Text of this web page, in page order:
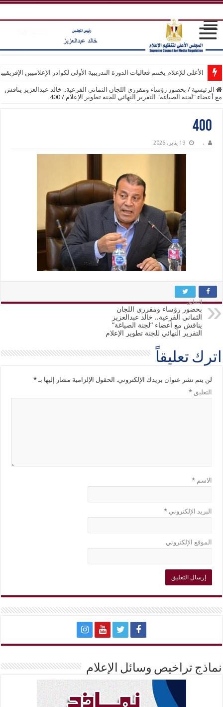
الأعلى للإعلام يختتم فعاليات الدورة التدريبية الأولى لكوادر الإعلاميين
الرئيسية / بحضور رؤساء ومقرري اللجان الثماني الفرعية.. خالد عبدالعزيز يناقش
مع أعضاء "لجنة الصياغة" التقرير النهائي للجنة تطوير الإعلام /
400
400
. 19 يناير، 2026
السابق
بحضور رؤساء ومقرري اللجان
الثماني الفرعية.. خالد عبدالعزيز
يناقش مع أعضاء “لجنة الصياغة”
التقرير النهائي للجنة تطوير الإعلام
اترك تعليقاً
لن يتم نشر عنوان بريدك الإلكتروني. الحقول الإلزامية مشار إليها بـ*
التعليق*
الاسم*
البريد الإلكتروني*
الموقع الإلكتروني
نماذج تراخيص وسائل الإعلام